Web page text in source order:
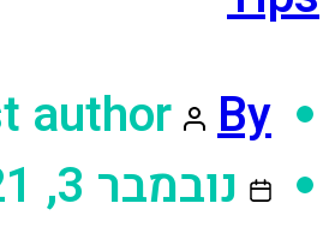
author
By
נובמבר 3, 2021